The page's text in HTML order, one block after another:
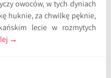
owoców, w tych dyniach
huknie, za chwilkę pęknie,
lecie w rozmytych
→